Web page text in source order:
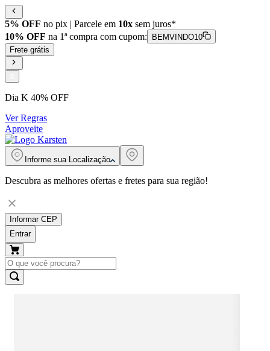
5% OFF no pix | Parcele em 10x sem juros*
10% OFF na 1ª compra com cupom:
BEMVINDO10
Frete grátis
Dia K 40% OFF
Ver Regras
Aproveite
Informe sua Localização
Descubra as melhores ofertas e fretes para sua região!
Informar CEP
Entrar